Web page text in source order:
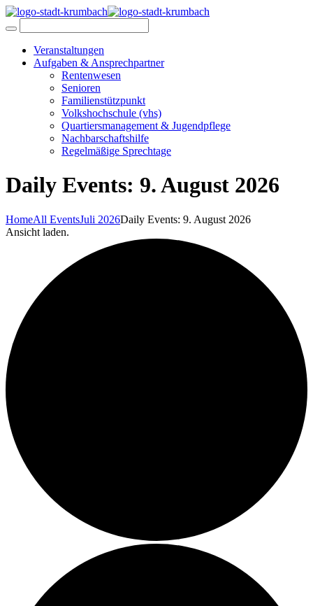
Veranstaltungen
Aufgaben & Ansprechpartner
Rentenwesen
Senioren
Familienstützpunkt
Volkshochschule (vhs)
Quartiersmanagement & Jugendpflege
Nachbarschaftshilfe
Regelmäßige Sprechtage
Daily Events: 9. August 2026
HomeAll EventsJuli 2026Daily Events: 9. August 2026
Ansicht laden.